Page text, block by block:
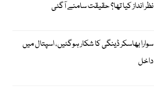
نظر انداز کیا تھا؟ حقیقت سامنے آگئی
سوارا بھاسکر ڈینگی کا شکار ہوگئیں، اسپتال میں
داخل